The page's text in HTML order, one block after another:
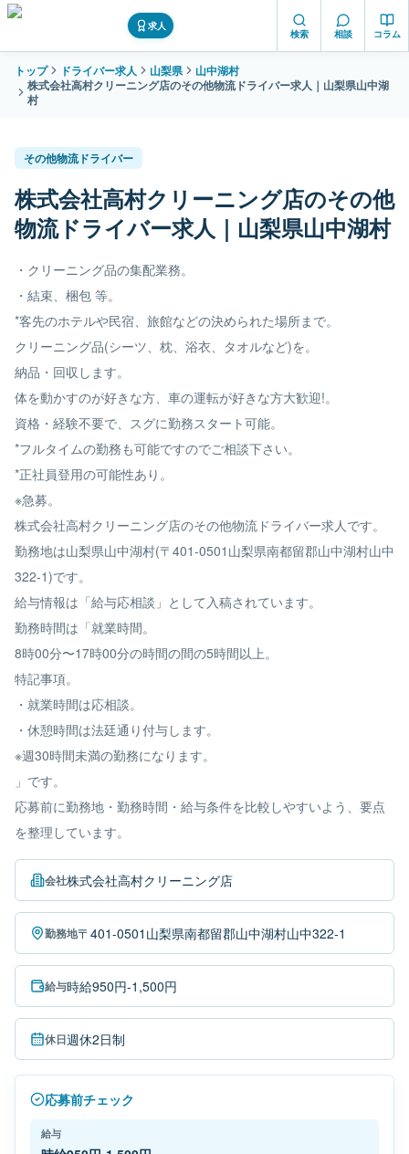
求人
検索 相談 コラム
トップ ドライバー求人 山梨県
山中湖村
株式会社高村クリーニング店のその他物流ドライバー求人｜山梨県山中湖
村
その他物流ドライバー
株式会社高村クリーニング店のその他
物流ドライバー求人｜山梨県山中湖村
・クリーニング品の集配業務。
・結束、梱包 等。
*客先のホテルや民宿、旅館などの決められた場所まで。
クリーニング品(シーツ、枕、浴衣、タオルなど)を。
納品・回収します。
体を動かすのが好きな方、車の運転が好きな方大歓迎!。
資格・経験不要で、スグに勤務スタート可能。
*フルタイムの勤務も可能ですのでご相談下さい。
*正社員登用の可能性あり。
※急募。
株式会社高村クリーニング店のその他物流ドライバー求人です。
勤務地は山梨県山中湖村(〒401-0501山梨県南都留郡山中湖村山中
322-1)です。
給与情報は「給与応相談」として入稿されています。
勤務時間は「就業時間。
8時00分〜17時00分の時間の間の5時間以上。
特記事項。
・就業時間は応相談。
・休憩時間は法廷通り付与します。
※週30時間未満の勤務になります。
」です。
応募前に勤務地・勤務時間・給与条件を比較しやすいよう、要点
を整理しています。
会社株式会社高村クリーニング店
勤務地〒401-0501山梨県南都留郡山中湖村山中322-1
給与時給950円-1,500円
休日週休2日制
応募前チェック
給与